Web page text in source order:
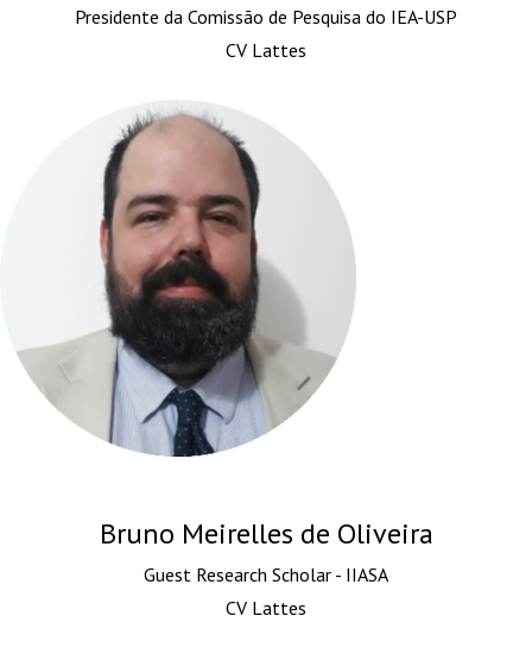
Presidente da Comissão de Pesquisa do IEA-USP
CV Lattes
Bruno Meirelles de Oliveira
Guest Research Scholar - IIASA
CV Lattes